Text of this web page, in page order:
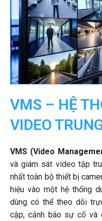
VMS – HỆ
VIDEO
VMS (Video
và giám sát video tập
nhất toàn bộ thiết bị
hiệu vào một hệ thống
dùng có thể theo dõi
cập, cảnh báo sự cố và